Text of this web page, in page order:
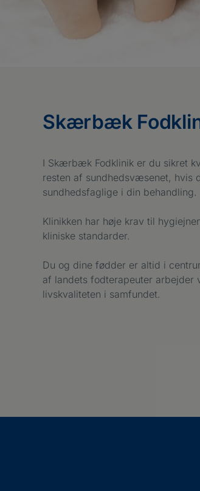
Skærbæk
I Skærbæk Fodklinik er du sikret
resten af sundhedsvæsenet, hvis
sundhedsfaglige i din behandling.
Klinikken har høje krav til
kliniske standarder.
Du og dine fødder er altid i
af landets fodterapeuter
livskvaliteten i samfundet.